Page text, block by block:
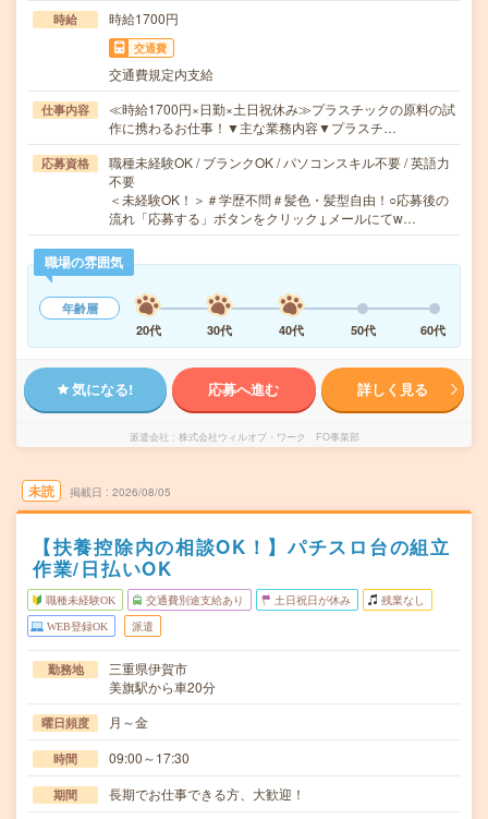
時給 時給1700円
交通費
交通費規定内支給
仕事内容
≪時給1700円×日勤×土日祝休み≫プラスチックの原料の試
作に携わるお仕事！▼主な業務内容▼プラスチ…
応募資格
職種未経験OK / ブランクOK / パソコンスキル不要 / 英語力
不要
＜未経験OK！＞＃学歴不問＃髪色・髪型自由！○応募後の
流れ「応募する」ボタンをクリック↓メールにてw…
職場の雰囲気
年齢層
20代
30代 40代 50代 60代
気になる! 応募へ進む 詳しく見る
派遣会社 株式会社ウィルオブ・ワーク FO事業部
未読 掲載日 2026/08/05
【扶養控除内の相談OK！】パチスロ台の組立
作業/日払いOK
職種未経験OK 交通費別途支給あり 土日祝日が休み 残業なし
WEB登録OK 派遣
勤務地
三重県伊賀市
美旗駅から車20分
曜日頻度 月～金
時間 09:00～17:30
期間 長期でお仕事できる方、大歓迎！